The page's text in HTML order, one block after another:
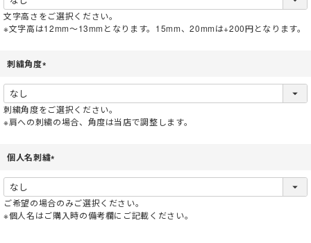
須
)
文字高さをご選択ください。
※文字高は12mm～13mmとなります。15mm、20mmは+200円となります。
刺繍角度
須
)
刺繍角度をご選択ください。
※肩への刺繍の場合、角度は当店で調整します。
個人名刺繍
須
)
ご希望の場合のみご選択ください。
※個人名はご購入時の備考欄にご記載ください。